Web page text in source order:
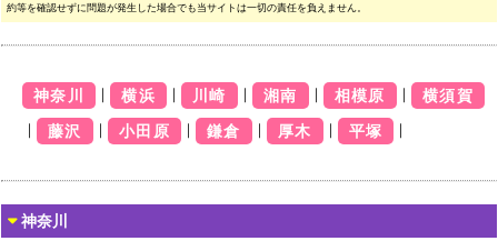
約等を確認せずに問題が発生した場合でも当サイトは一切の責任を負えません。
神奈川 ｜ 横浜 ｜ 川崎 ｜ 湘南 ｜ 相模原 ｜ 横須賀
｜ 藤沢 ｜ 小田原 ｜ 鎌倉 ｜ 厚木 ｜ 平塚 ｜
神奈川